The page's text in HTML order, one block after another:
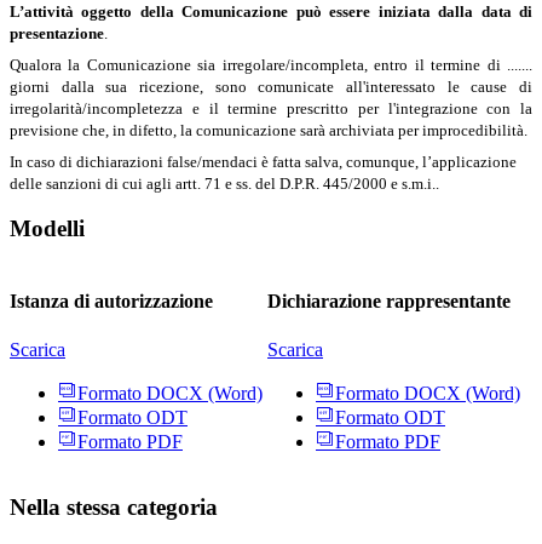
L’attività oggetto della Comunicazione può essere iniziata dalla data di
presentazione
Qualora la Comunicazione sia irregolare/incompleta, entro il termine di .......
giorni dalla sua ricezione, sono comunicate all'interessato le cause di
irregolarità/incompletezza e il termine prescritto per l'integrazione con la
previsione che, in difetto, la comunicazione sarà archiviata per improcedibilità.
In caso di dichiarazioni false/mendaci è fatta salva, comunque, l’applicazione
delle sanzioni di cui agli artt. 71 e ss. del D.P.R. 445/2000 e s.m.i..
Modelli
Istanza di autorizzazione
Scarica
Formato DOCX (Word)
Formato ODT
Formato PDF
Dichiarazione rappresentante
Scarica
Formato DOCX (Word)
Formato ODT
Formato PDF
Nella stessa categoria